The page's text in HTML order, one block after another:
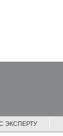
ЭКСПЕРТУ